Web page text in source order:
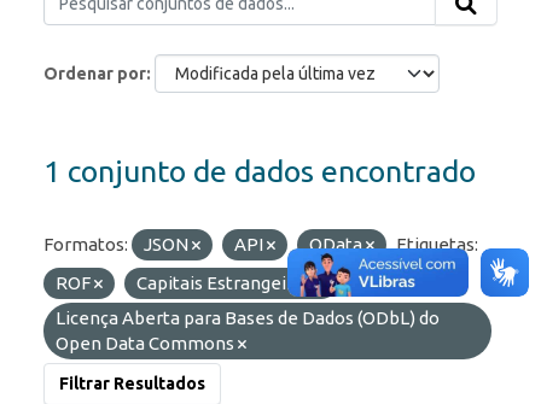
Ordenar por
1 conjunto de dados encontrado
Formatos: JSON API OData
Etiquetas:
ROF
Capitais Estrangeiros
Licenças:
Licença Aberta para Bases de Dados (ODbL) do
Open Data Commons
Filtrar Resultados